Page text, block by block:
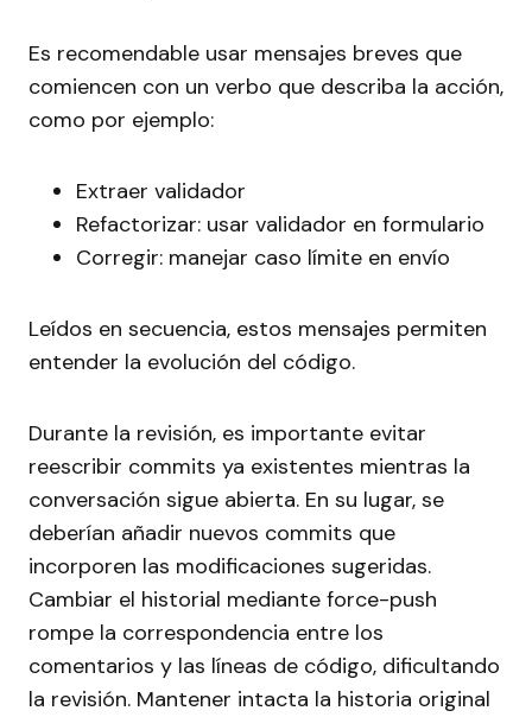
Es recomendable usar mensajes breves que
comiencen con un verbo que describa la acción,
como por ejemplo:
Extraer validador
Refactorizar: usar validador en formulario
Corregir: manejar caso límite en envío
Leídos en secuencia, estos mensajes permiten
entender la evolución del código.
Durante la revisión, es importante evitar
reescribir commits ya existentes mientras la
conversación sigue abierta. En su lugar, se
deberían añadir nuevos commits que
incorporen las modificaciones sugeridas.
Cambiar el historial mediante force-push
rompe la correspondencia entre los
comentarios y las líneas de código, dificultando
la revisión. Mantener intacta la historia original